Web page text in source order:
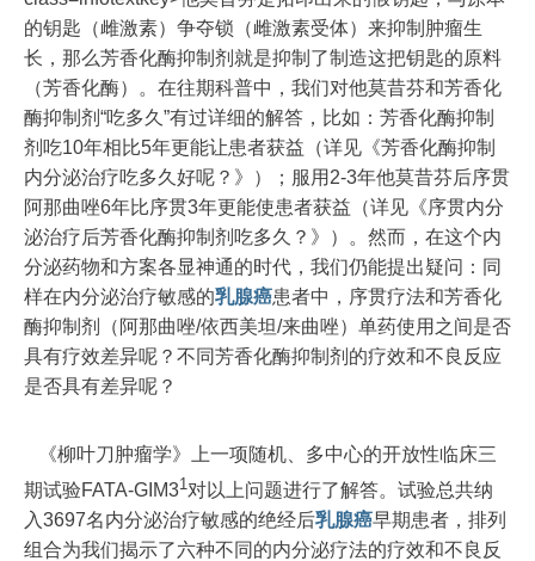
的钥匙（雌激素）争夺锁（雌激素受体）来抑制肿瘤生
长，那么芳香化酶抑制剂就是抑制了制造这把钥匙的原料
（芳香化酶）。在往期科普中，我们对他莫昔芬和芳香化
酶抑制剂“吃多久”有过详细的解答，比如：芳香化酶抑制
剂吃10年相比5年更能让患者获益（详见《芳香化酶抑制
内分泌治疗吃多久好呢？》）；服用2-3年他莫昔芬后序贯
阿那曲唑6年比序贯3年更能使患者获益（详见《序贯内分
泌治疗后芳香化酶抑制剂吃多久？》）。然而，在这个内
分泌药物和方案各显神通的时代，我们仍能提出疑问：同
样在内分泌治疗敏感的乳腺癌患者中，序贯疗法和芳香化
酶抑制剂（阿那曲唑/依西美坦/来曲唑）单药使用之间是否
具有疗效差异呢？不同芳香化酶抑制剂的疗效和不良反应
是否具有差异呢？
《柳叶刀肿瘤学》上一项随机、多中心的开放性临床三
期试验FATA-GIM31 对以上问题进行了解答。试验总共纳
入3697名内分泌治疗敏感的绝经后乳腺癌早期患者，排列
组合为我们揭示了六种不同的内分泌疗法的疗效和不良反